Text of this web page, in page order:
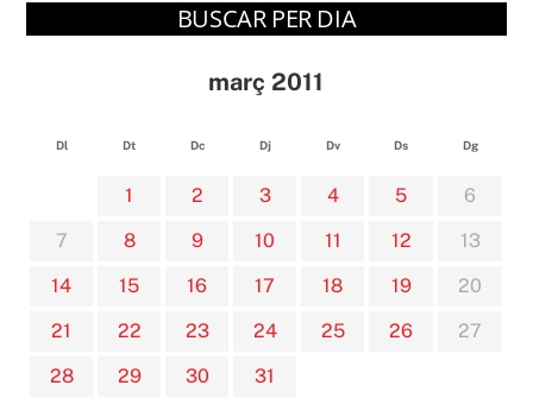
BUSCAR PER DIA
març 2011
Dl Dt Dc Dj Dv Ds Dg
1 2 3 4 5
6
7
8 9 10 11 12
13
14
15 16 17 18 19
20
21
22 23 24 25 26
27
28
29 30
31